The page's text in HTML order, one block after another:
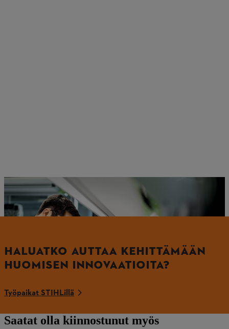
Impressions from STIHL battery development
HALUATKO AUTTAA KEHITTÄMÄÄN
HUOMISEN INNOVAATIOITA?
Työpaikat STIHLillä
Saatat olla kiinnostunut myös